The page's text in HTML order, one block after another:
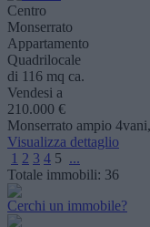
Centro
Monserrato
Appartamento
Quadrilocale
di 116 mq ca.
Vendesi a
210.000 €
Monserrato ampio
Visualizza dettaglio
1 2 3 4 5 ...
Totale immobili: 36
Cerchi un immobile?